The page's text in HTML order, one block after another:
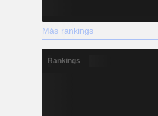
Más rankings
Rankings